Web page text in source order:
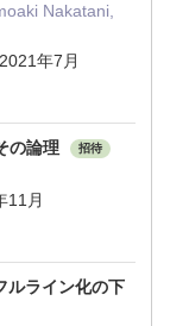
Nakatani,
年7月
の論理 招待
月
ルライン化の下